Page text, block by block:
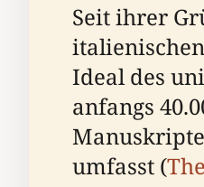
Seit ihrer
Ideal des
anfangs
umfasst (